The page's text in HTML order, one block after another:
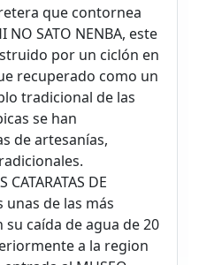
que contornea
NO SATO NENBA, este
por un ciclón en
recuperado como un
tradicional de las
se han
de artesanías,
DE
unas de las más
su caída de agua de 20
a la region